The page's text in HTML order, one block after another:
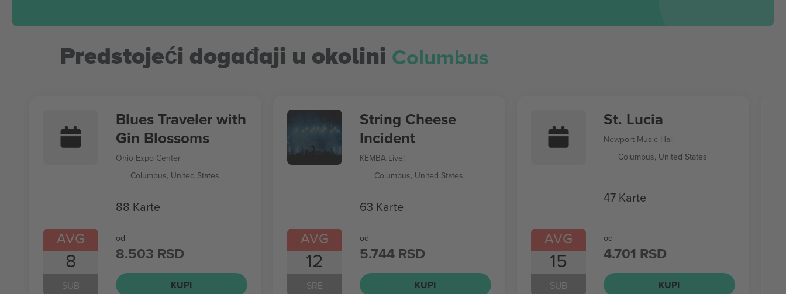
Predstojeći događaji u okolini Columbus
AVG
8
SUB
Blues Traveler with
Gin Blossoms
Ohio Expo Center
Columbus, United States
88 Karte
od
8.503 RSD
KUPI
AVG
12
SRE
String Cheese
Incident
KEMBA Live!
Columbus, United States
63 Karte
od
5.744 RSD
KUPI
AVG
15
SUB
St. Lucia
Newport Music Hall
Columbus, United States
47 Karte
od
4.701 RSD
KUPI